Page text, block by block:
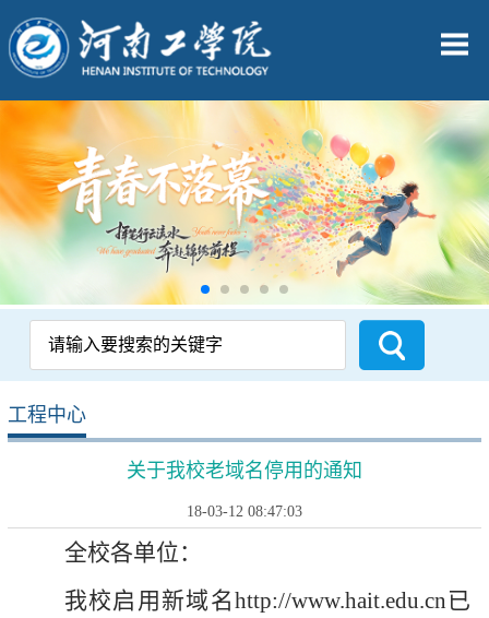
工程中心
关于我校老域名停用的通知
18-03-12 08:47:03
全校各单位：
我校启用新域名http://www.hait.edu.cn已